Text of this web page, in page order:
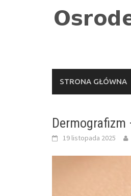
STRONA GŁÓWNA
Dermografizm
19 listopada 2025